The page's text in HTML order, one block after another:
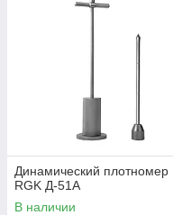
Динамический плотномер
RGK Д-51А
В наличии